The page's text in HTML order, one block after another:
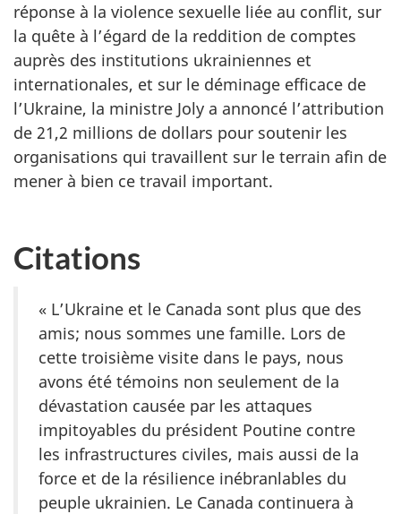
réponse à la violence sexuelle liée au conflit, sur
la quête à l’égard de la reddition de comptes
auprès des institutions ukrainiennes et
internationales, et sur le déminage efficace de
l’Ukraine, la ministre Joly a annoncé l’attribution
de 21,2 millions de dollars pour soutenir les
organisations qui travaillent sur le terrain afin de
mener à bien ce travail important.
Citations
« L’Ukraine et le Canada sont plus que des
amis; nous sommes une famille. Lors de
cette troisième visite dans le pays, nous
avons été témoins non seulement de la
dévastation causée par les attaques
impitoyables du président Poutine contre
les infrastructures civiles, mais aussi de la
force et de la résilience inébranlables du
peuple ukrainien. Le Canada continuera à